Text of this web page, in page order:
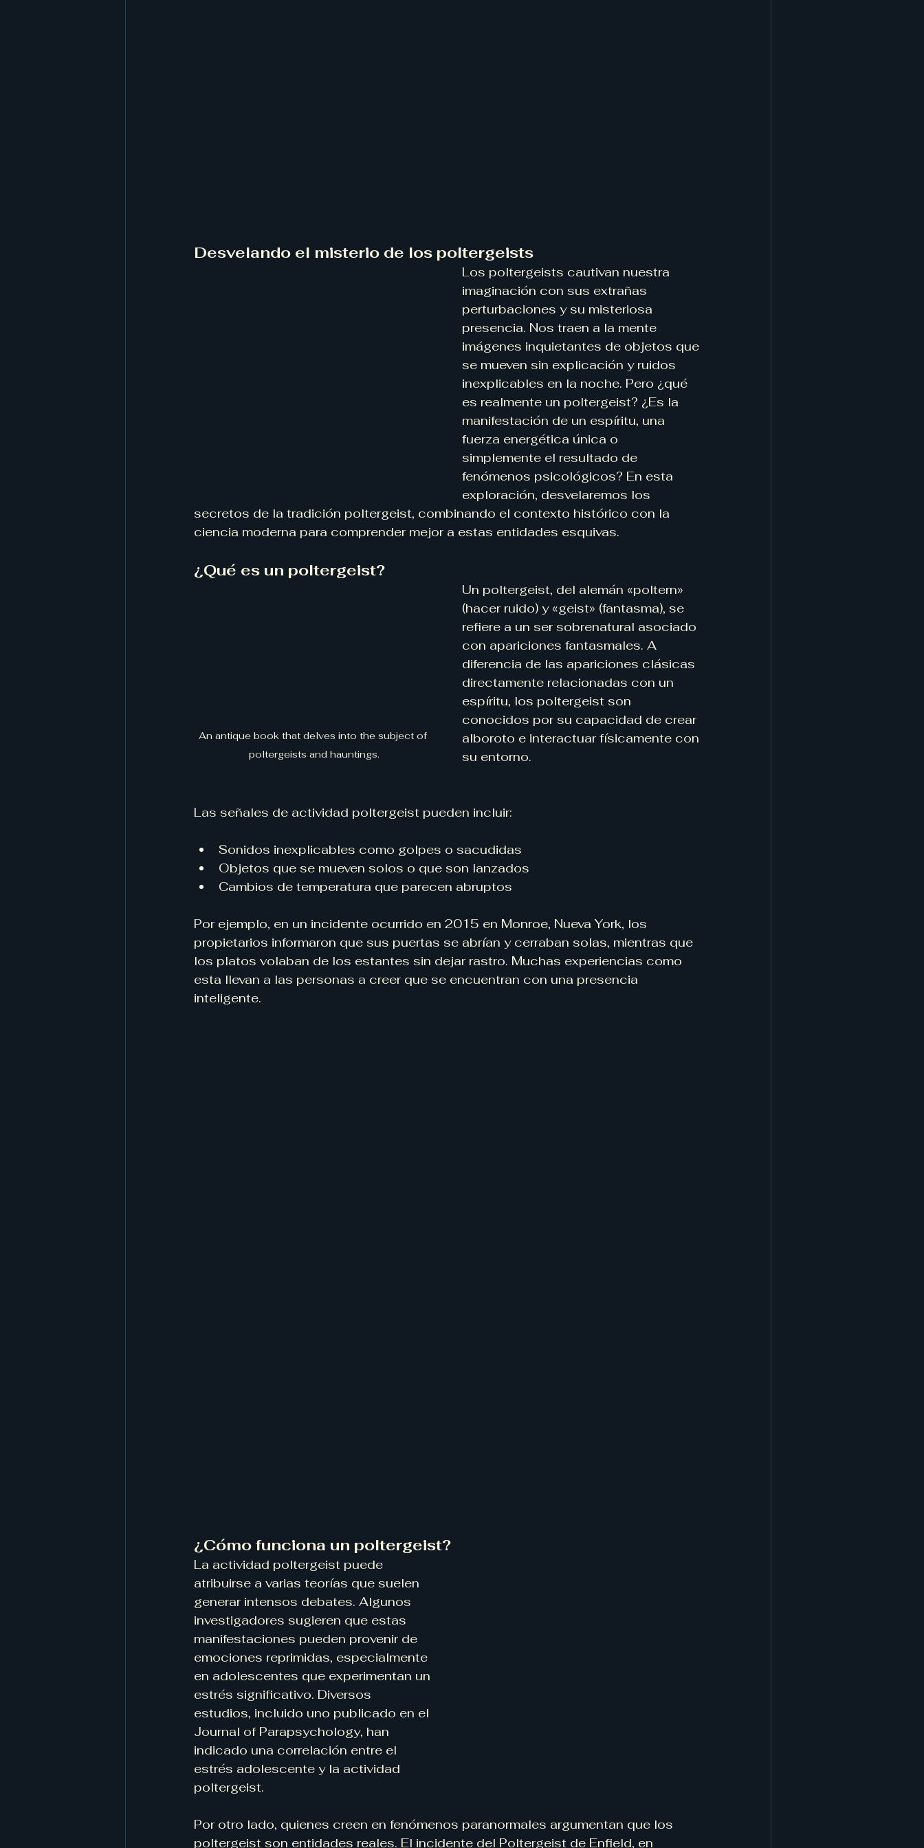
Desvelando el misterio de los poltergeists
Los poltergeists cautivan nuestra
imaginación con sus extrañas
perturbaciones y su misteriosa
presencia. Nos traen a la mente
imágenes inquietantes de objetos que
se mueven sin explicación y ruidos
inexplicables en la noche. Pero ¿qué
es realmente un poltergeist? ¿Es la
manifestación de un espíritu, una
fuerza energética única o
simplemente el resultado de
fenómenos psicológicos? En esta
exploración, desvelaremos los
secretos de la tradición poltergeist, combinando el contexto histórico con la
ciencia moderna para comprender mejor a estas entidades esquivas.
¿Qué es un poltergeist?
An antique book that delves into the subject of
poltergeists and hauntings.
Un poltergeist, del alemán «poltern»
(hacer ruido) y «geist» (fantasma), se
refiere a un ser sobrenatural asociado
con apariciones fantasmales. A
diferencia de las apariciones clásicas
directamente relacionadas con un
espíritu, los poltergeist son
conocidos por su capacidad de crear
alboroto e interactuar físicamente con
su entorno.
Las señales de actividad poltergeist pueden incluir:
Sonidos inexplicables como golpes o sacudidas
Objetos que se mueven solos o que son lanzados
Cambios de temperatura que parecen abruptos
Por ejemplo, en un incidente ocurrido en 2015 en Monroe, Nueva York, los
propietarios informaron que sus puertas se abrían y cerraban solas, mientras que
los platos volaban de los estantes sin dejar rastro. Muchas experiencias como
esta llevan a las personas a creer que se encuentran con una presencia
inteligente.
¿Cómo funciona un poltergeist?
La actividad poltergeist puede
atribuirse a varias teorías que suelen
generar intensos debates. Algunos
investigadores sugieren que estas
manifestaciones pueden provenir de
emociones reprimidas, especialmente
en adolescentes que experimentan un
estrés significativo. Diversos
estudios, incluido uno publicado en el
Journal of Parapsychology, han
indicado una correlación entre el
estrés adolescente y la actividad
poltergeist.
Por otro lado, quienes creen en fenómenos paranormales argumentan que los
poltergeist son entidades reales. El incidente del Poltergeist de Enfield, en